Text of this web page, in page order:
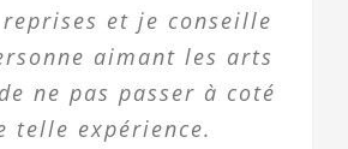
et je conseille
aimant les arts
ne pas passer à coté
telle expérience.